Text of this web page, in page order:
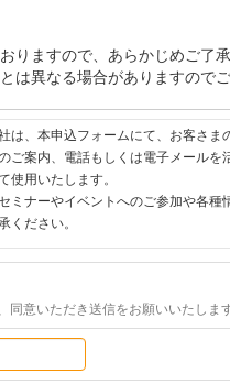
ますので、あらかじめご了承
異なる場合がありますのでご
は、本申込フォームにて、お客さ
ご案内、電話もしくは電子メール
用いたします。
ミナーやイベントへのご参加や各
ください。
どの個人情報とCookie（クッキー
ク先ページ、および弊社と弊社グ
よび、これに基づく販売促進活動
の開示・提供を致しません。
意いただき送信をお願いいたします